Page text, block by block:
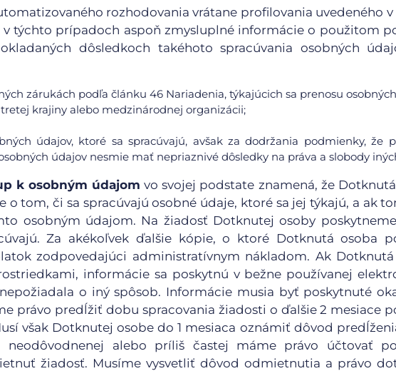
rozhodovania vrátane profilovania uvedeného
v týchto prípadoch aspoň zmysluplné informácie o použitom
dôsledkoch takéhoto spracúvania osobných
zárukách podľa článku 46 Nariadenia, týkajúcich sa prenosu
krajiny alebo medzinárodnej organizácii;
údajov, ktoré sa spracúvajú, avšak za dodržania podmienky, že
údajov nesmie mať nepriaznivé dôsledky na práva a slobody
k osobným údajom vo svojej podstate znamená, že
o tom, či sa spracúvajú osobné údaje, ktoré sa jej týkajú, a ak
osobným údajom. Na žiadosť Dotknutej osoby
Za akékoľvek ďalšie kópie, o ktoré Dotknutá osoba
zodpovedajúci administratívnym nákladom. Ak
informácie sa poskytnú v bežne používanej
o iný spôsob. Informácie musia byť poskytnuté
právo predĺžiť dobu spracovania žiadosti o ďalšie 2 mesiace
však Dotknutej osobe do 1 mesiaca oznámiť dôvod
neodôvodnenej alebo príliš častej máme právo účtovať
žiadosť. Musíme vysvetliť dôvod odmietnutia a právo